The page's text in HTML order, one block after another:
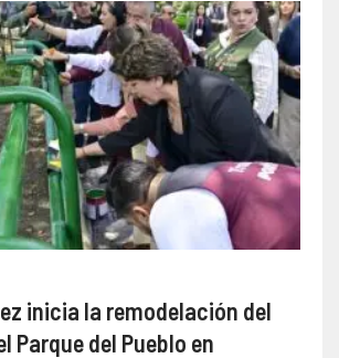
inicia la remodelación del
Parque del Pueblo en